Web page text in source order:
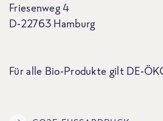
Friesenweg 4
D-22763 Hamburg
Für alle Bio-Produkte gilt DE-